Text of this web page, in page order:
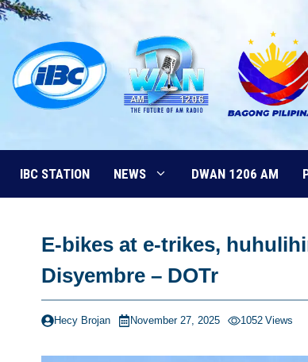
Skip
content
IBC STATION NEWS DWAN 1206 AM
E-bikes at e-trikes,
Disyembre – DOTr
Hecy Brojan November 27, 2025 1052 Views